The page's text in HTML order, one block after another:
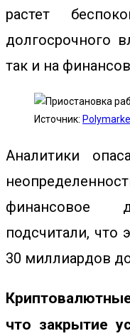
растет
долгосрочного
так и на
Источник:
Аналитики
финансовое
подсчитали, что
30 миллиардов
что закрытие